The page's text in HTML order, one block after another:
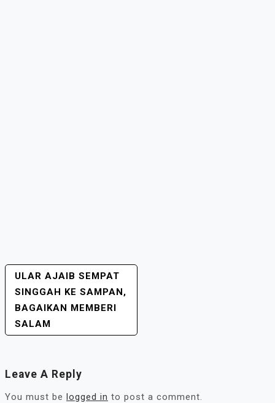
POST
NAVIGATION
ULAR AJAIB SEMPAT
SINGGAH KE SAMPAN,
BAGAIKAN MEMBERI
SALAM
Leave A Reply
You must be logged in to post a comment.